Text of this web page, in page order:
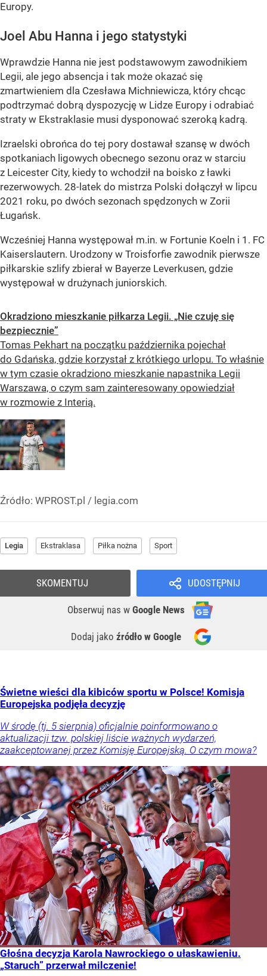
Europy.
Joel Abu Hanna i jego statystyki
Wprawdzie Hanna nie jest podstawowym zawodnikiem
Legii, ale jego absencja i tak może okazać się
zmartwieniem dla Czesława Michniewicza, który chcąc
podtrzymać dobrą dyspozycję w Lidze Europy i odrabiać
straty w Ekstraklasie musi dysponować szeroką kadrą.
Izraelski obrońca do tej pory dostawał szansę w dwóch
spotkaniach ligowych obecnego sezonu oraz w starciu
z Leicester City, kiedy to wchodził na boisko z ławki
rezerwowych. 28-latek do mistrza Polski dołączył w lipcu
2021 roku, po dwóch sezonach spędzonych w Zorii
Ługańsk.
Wcześniej Hanna występował m.in. w Fortunie Koeln i 1. FC
Kaiserslautern. Urodzony w Troisforfie zawodnik pierwsze
piłkarskie szlify zbierał w Bayerze Leverkusen, gdzie
występował w drużynach juniorskich.
Okradziono mieszkanie piłkarza Legii. „Nie czuję się
bezpiecznie”
Tomas Pekhart na początku października pojechał
do Gdańska, gdzie korzystał z krótkiego urlopu. To właśnie
w tym czasie okradziono mieszkanie napastnika Legii
Warszawa, o czym sam zainteresowany opowiedział
w rozmowie z Interią.
Źródło: WPROST.pl / legia.com
Legia Ekstraklasa Piłka nożna Sport
UDOSTĘPNIJ
Obserwuj nas w Google News
Dodaj jako źródło w Google
SKOMENTUJ
Świetne wieści dla kibiców sportu w Polsce! Komisja
Europejska podjęła decyzję
W środę (tj. 5 sierpnia) oficjalnie poinformowano o
aktualizacji tzw. polskiej liście ważnych wydarzeń,
zaakceptowanej przez Komisję Europejską. O czym mowa?
Głośna decyzja Karola Nawrockiego o ułaskawieniu.
„Staruch” przerwał milczenie!